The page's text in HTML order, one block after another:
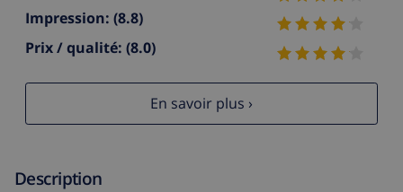
Impression: (8.8)
Prix / qualité: (8.0)
En savoir plus ›
Description